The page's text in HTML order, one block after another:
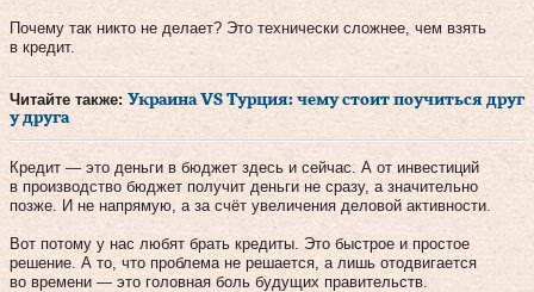
Почему так никто не делает? Это технически сложнее, чем взять
в кредит.
Читайте также: Украина VS Турция: чему стоит поучиться друг
у друга
Кредит — это деньги в бюджет здесь и сейчас. А от инвестиций
в производство бюджет получит деньги не сразу, а значительно
позже. И не напрямую, а за счёт увеличения деловой активности.
Вот потому у нас любят брать кредиты. Это быстрое и простое
решение. А то, что проблема не решается, а лишь отодвигается
во времени — это головная боль будущих правительств.